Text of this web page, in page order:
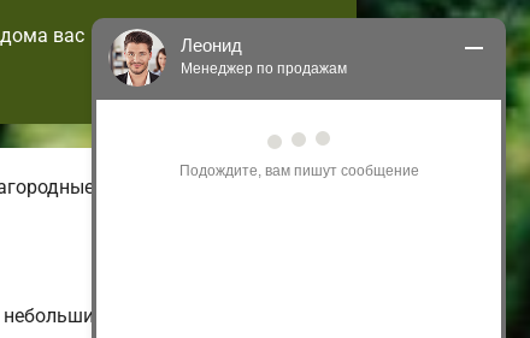
вас
На нашем онлайн-сайте
малоэтажных и
Леонид
Менеджер по продажам
Здравствуйте! Я могу
акциям и проектам.